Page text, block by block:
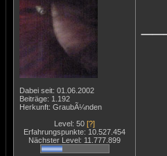
Dabei seit: 01.06.2002
Beiträge: 1.192
Herkunft: GraubÃ¼nden
Level: 50 [?]
Erfahrungspunkte: 10.527.454
Nächster Level: 11.777.899